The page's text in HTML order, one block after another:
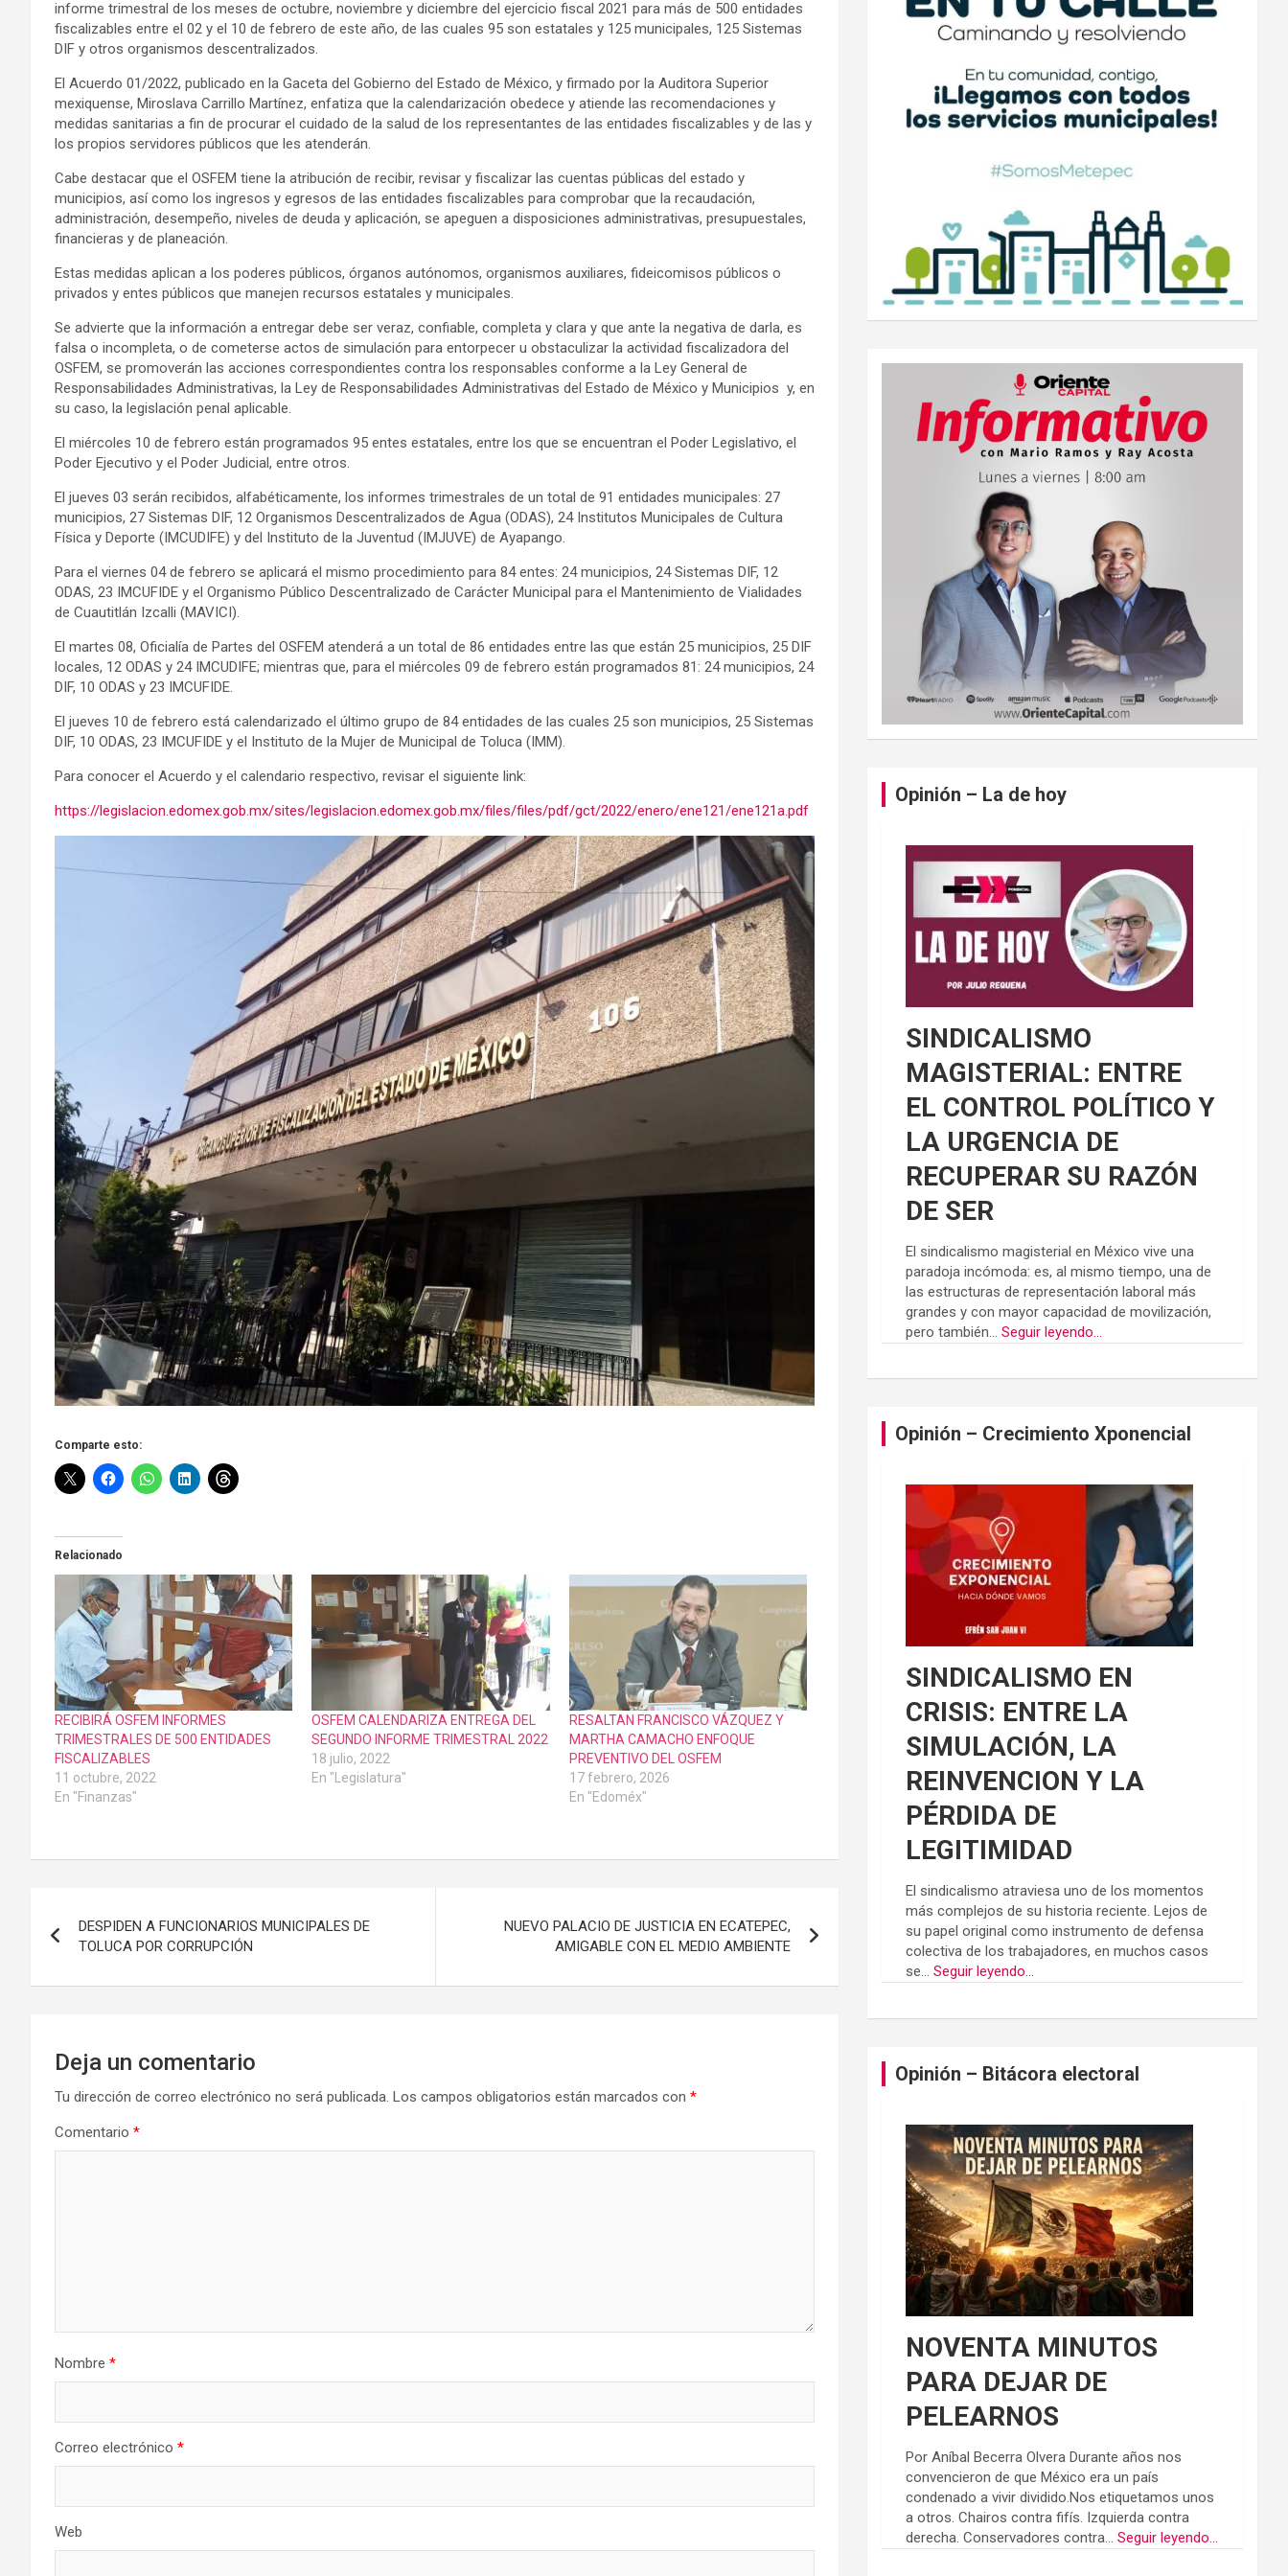
informe trimestral de los meses de octubre, noviembre y diciembre del ejercicio fiscal 2021 para más de 500 entidades
fiscalizables entre el 02 y el 10 de febrero de este año, de las cuales 95 son estatales y 125 municipales, 125 Sistemas
DIF y otros organismos descentralizados.
El Acuerdo 01/2022, publicado en la Gaceta del Gobierno del Estado de México, y firmado por la Auditora Superior
mexiquense, Miroslava Carrillo Martínez, enfatiza que la calendarización obedece y atiende las recomendaciones y
medidas sanitarias a fin de procurar el cuidado de la salud de los representantes de las entidades fiscalizables y de las y
los propios servidores públicos que les atenderán.
Cabe destacar que el OSFEM tiene la atribución de recibir, revisar y fiscalizar las cuentas públicas del estado y
municipios, así como los ingresos y egresos de las entidades fiscalizables para comprobar que la recaudación,
administración, desempeño, niveles de deuda y aplicación, se apeguen a disposiciones administrativas, presupuestales,
financieras y de planeación.
Estas medidas aplican a los poderes públicos, órganos autónomos, organismos auxiliares, fideicomisos públicos o
privados y entes públicos que manejen recursos estatales y municipales.
Se advierte que la información a entregar debe ser veraz, confiable, completa y clara y que ante la negativa de darla, es
falsa o incompleta, o de cometerse actos de simulación para entorpecer u obstaculizar la actividad fiscalizadora del
OSFEM, se promoverán las acciones correspondientes contra los responsables conforme a la Ley General de
Responsabilidades Administrativas, la Ley de Responsabilidades Administrativas del Estado de México y Municipios y, en
su caso, la legislación penal aplicable.
El miércoles 10 de febrero están programados 95 entes estatales, entre los que se encuentran el Poder Legislativo, el
Poder Ejecutivo y el Poder Judicial, entre otros.
El jueves 03 serán recibidos, alfabéticamente, los informes trimestrales de un total de 91 entidades municipales: 27
municipios, 27 Sistemas DIF, 12 Organismos Descentralizados de Agua (ODAS), 24 Institutos Municipales de Cultura
Física y Deporte (IMCUDIFE) y del Instituto de la Juventud (IMJUVE) de Ayapango.
Para el viernes 04 de febrero se aplicará el mismo procedimiento para 84 entes: 24 municipios, 24 Sistemas DIF, 12
ODAS, 23 IMCUFIDE y el Organismo Público Descentralizado de Carácter Municipal para el Mantenimiento de Vialidades
de Cuautitlán Izcalli (MAVICI).
El martes 08, Oficialía de Partes del OSFEM atenderá a un total de 86 entidades entre las que están 25 municipios, 25 DIF
locales, 12 ODAS y 24 IMCUDIFE; mientras que, para el miércoles 09 de febrero están programados 81: 24 municipios, 24
DIF, 10 ODAS y 23 IMCUFIDE.
El jueves 10 de febrero está calendarizado el último grupo de 84 entidades de las cuales 25 son municipios, 25 Sistemas
DIF, 10 ODAS, 23 IMCUFIDE y el Instituto de la Mujer de Municipal de Toluca (IMM).
Para conocer el Acuerdo y el calendario respectivo, revisar el siguiente link:
https://legislacion.edomex.gob.mx/sites/legislacion.edomex.gob.mx/files/files/pdf/gct/2022/enero/ene121/ene121a.pdf
Comparte esto:
Relacionado
RECIBIRÁ OSFEM INFORMES
TRIMESTRALES DE 500 ENTIDADES
FISCALIZABLES
11 octubre, 2022
En "Finanzas"
OSFEM CALENDARIZA ENTREGA DEL
SEGUNDO INFORME TRIMESTRAL 2022
18 julio, 2022
En "Legislatura"
RESALTAN FRANCISCO VÁZQUEZ Y
MARTHA CAMACHO ENFOQUE
PREVENTIVO DEL OSFEM
17 febrero, 2026
En "Edoméx"
de
entradas
DESPIDEN A FUNCIONARIOS MUNICIPALES DE
TOLUCA POR CORRUPCIÓN
NUEVO PALACIO DE JUSTICIA EN ECATEPEC,
AMIGABLE CON EL MEDIO AMBIENTE
Deja un comentario
Tu dirección de correo electrónico no será publicada. Los campos obligatorios están marcados con *
Comentario *
Nombre *
Correo electrónico *
Web
Opinión – La de hoy
SINDICALISMO
MAGISTERIAL: ENTRE
EL CONTROL POLÍTICO Y
LA URGENCIA DE
RECUPERAR SU RAZÓN
DE SER
El sindicalismo magisterial en México vive una
paradoja incómoda: es, al mismo tiempo, una de
las estructuras de representación laboral más
grandes y con mayor capacidad de movilización,
pero también...Seguir leyendo...
Opinión – Crecimiento Xponencial
SINDICALISMO EN
CRISIS: ENTRE LA
SIMULACIÓN, LA
REINVENCION Y LA
PÉRDIDA DE
LEGITIMIDAD
El sindicalismo atraviesa uno de los momentos
más complejos de su historia reciente. Lejos de
su papel original como instrumento de defensa
colectiva de los trabajadores, en muchos casos
se...Seguir leyendo...
Opinión – Bitácora electoral
NOVENTA MINUTOS
PARA DEJAR DE
PELEARNOS
Por Aníbal Becerra Olvera Durante años nos
convencieron de que México era un país
condenado a vivir dividido.Nos etiquetamos unos
a otros. Chairos contra fifís. Izquierda contra
derecha. Conservadores contra...Seguir leyendo...